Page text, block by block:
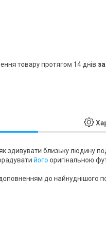
товару протягом 14 днів
здивувати близьку людину
його оригінальною
до найнуднішого